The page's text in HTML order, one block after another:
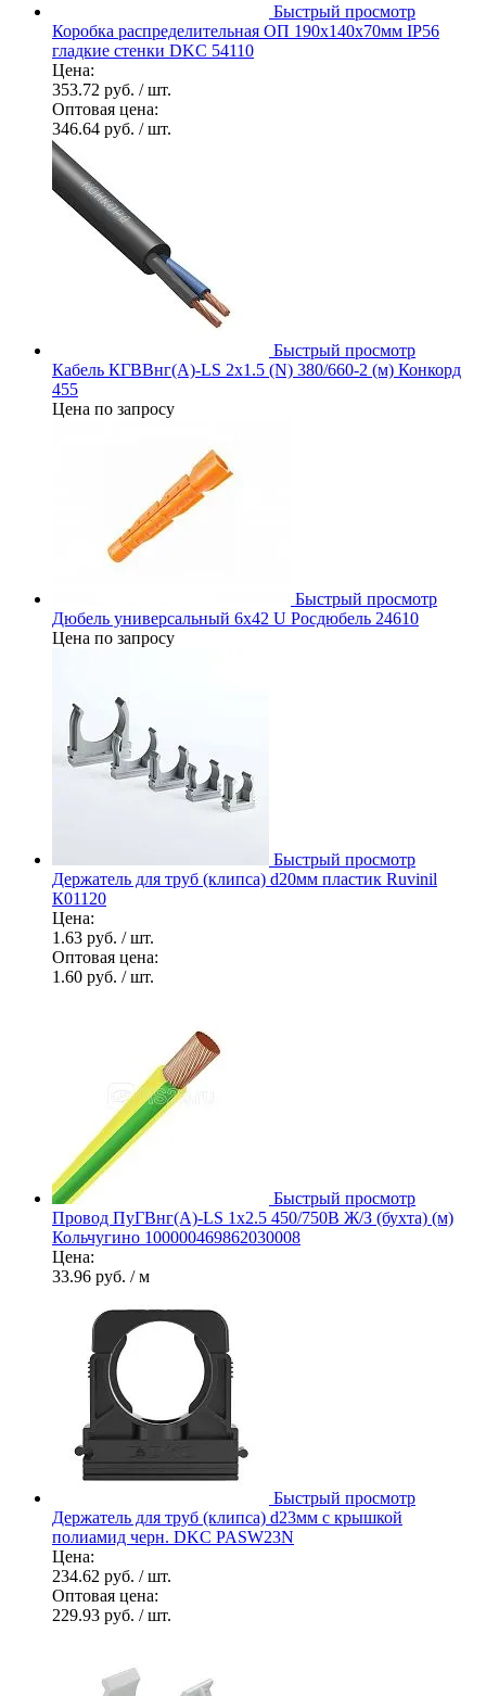
Быстрый просмотр
Коробка распределительная ОП 190х140х70мм IP56
гладкие стенки DKC 54110
Цена:
353.72 руб. / шт.
Оптовая цена:
346.64 руб. / шт.
Быстрый просмотр
Кабель КГВВнг(А)-LS 2х1.5 (N) 380/660-2 (м) Конкорд
455
Цена по запросу
Быстрый просмотр
Дюбель универсальный 6х42 U Росдюбель 24610
Цена по запросу
Быстрый просмотр
Держатель для труб (клипса) d20мм пластик Ruvinil
К01120
Цена:
1.63 руб. / шт.
Оптовая цена:
1.60 руб. / шт.
Быстрый просмотр
Провод ПуГВнг(А)-LS 1х2.5 450/750В Ж/З (бухта) (м)
Кольчугино 100000469862030008
Цена:
33.96 руб. / м
Быстрый просмотр
Держатель для труб (клипса) d23мм с крышкой
полиамид черн. DKC PASW23N
Цена:
234.62 руб. / шт.
Оптовая цена:
229.93 руб. / шт.